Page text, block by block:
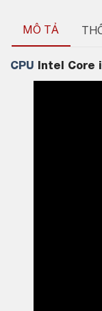
MÔ TẢ
CPU Intel Core